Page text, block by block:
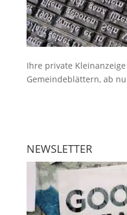
Ihre private Kleinanzeige
Gemeindeblättern, ab
NEWSLETTER